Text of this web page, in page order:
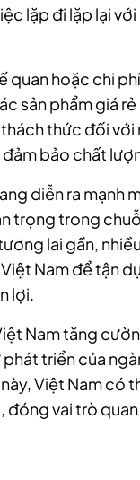
lặp đi lặp lại
hoặc chi
sản phẩm giá
thức đối
bảo chất
diễn ra mạnh
trọng trong
lai gần,
Nam để tận
lợi.
Nam tăng
triển của
Việt Nam có
đóng vai trò